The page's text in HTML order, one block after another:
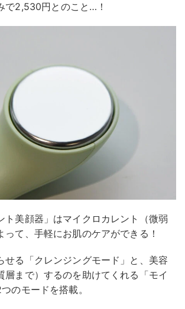
で2,530円とのこと…！
ト美顔器」はマイクロカレント（微弱
って、手軽にお肌のケアができる！
せる「クレンジングモード」と、美容
層まで）するのを助けてくれる「モイ
のモードを搭載。